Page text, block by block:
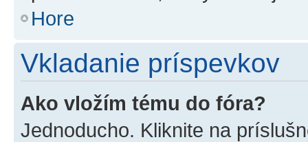
Hore
Vkladanie príspevkov
Ako vložím tému do fóra?
Jednoducho. Kliknite na